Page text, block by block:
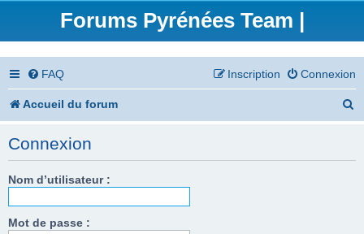
Forums Pyrénées Team |
FAQ Connexion
Inscription
Accueil du forum
Connexion
Nom d’utilisateur :
Mot de passe :